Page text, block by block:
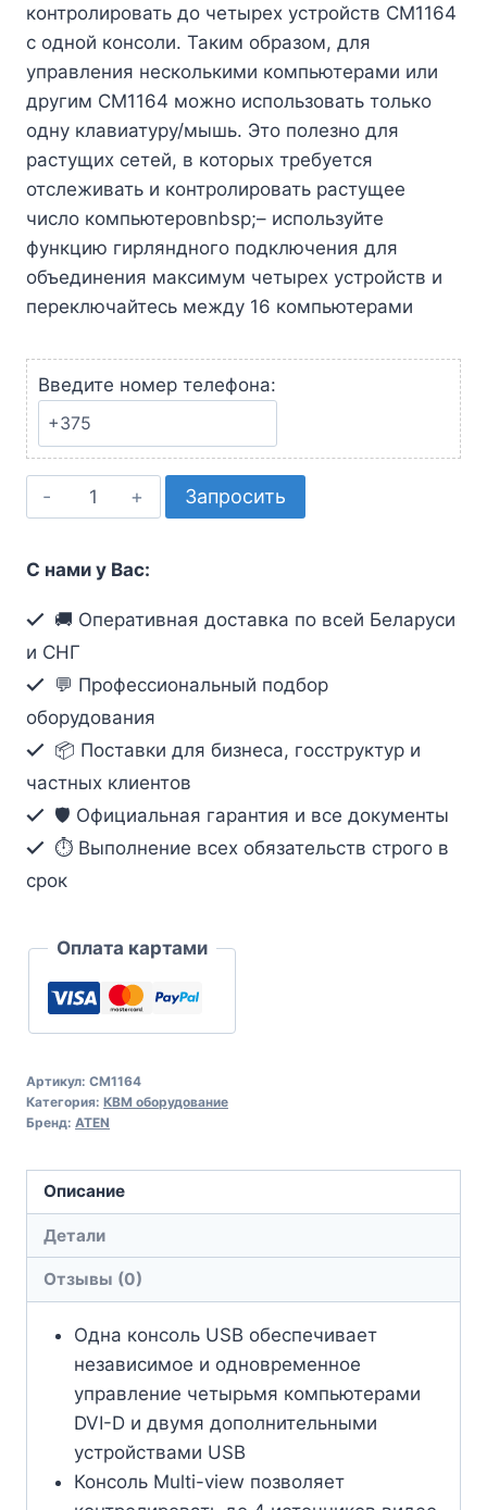
контролировать до четырех устройств CM1164
с одной консоли. Таким образом, для
управления несколькими компьютерами или
другим CM1164 можно использовать только
одну клавиатуру/мышь. Это полезно для
растущих сетей, в которых требуется
отслеживать и контролировать растущее
число компьютеровnbsp;– используйте
функцию гирляндного подключения для
объединения максимум четырех устройств и
переключайтесь между 16 компьютерами
Введите номер телефона:
Количество
товара
портовый,
аудио,
KVMP™-
коммутатор
с
функцией
Multi-
View
Запросить
С нами у Вас:
🚚 Оперативная доставка по всей Беларуси
и СНГ
💬 Профессиональный подбор
оборудования
📦 Поставки для бизнеса, госструктур и
частных клиентов
🛡️ Официальная гарантия и все документы
⏱ Выполнение всех обязательств строго в
срок
Оплата картами
Артикул: CM1164
Категория: КВМ оборудование
Бренд: ATEN
Описание
Детали
Отзывы (0)
Одна консоль USB обеспечивает
независимое и одновременное
управление четырьмя компьютерами
DVI-D и двумя дополнительными
устройствами USB
Консоль Multi-view позволяет